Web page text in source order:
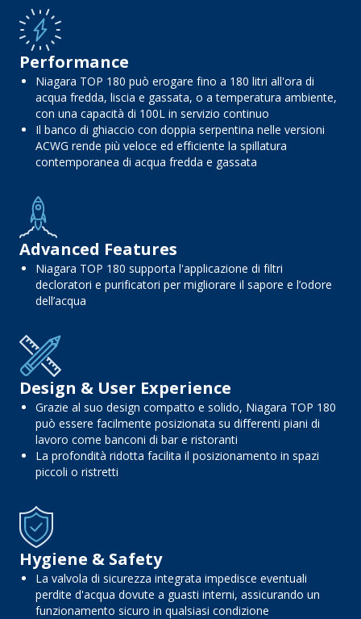
Performance
Niagara TOP 180 può erogare fino a 180 litri all'ora di
acqua fredda, liscia e gassata, o a temperatura ambiente,
con una capacità di 100L in servizio continuo
Il banco di ghiaccio con doppia serpentina nelle versioni
ACWG rende più veloce ed efficiente la spillatura
contemporanea di acqua fredda e gassata
Advanced Features
Niagara TOP 180 supporta l'applicazione di filtri
decloratori e purificatori per migliorare il sapore e l’odore
dell’acqua
Design & User Experience
Grazie al suo design compatto e solido, Niagara TOP 180
può essere facilmente posizionata su differenti piani di
lavoro come banconi di bar e ristoranti
La profondità ridotta facilita il posizionamento in spazi
piccoli o ristretti
Hygiene & Safety
La valvola di sicurezza integrata impedisce eventuali
perdite d'acqua dovute a guasti interni, assicurando un
funzionamento sicuro in qualsiasi condizione